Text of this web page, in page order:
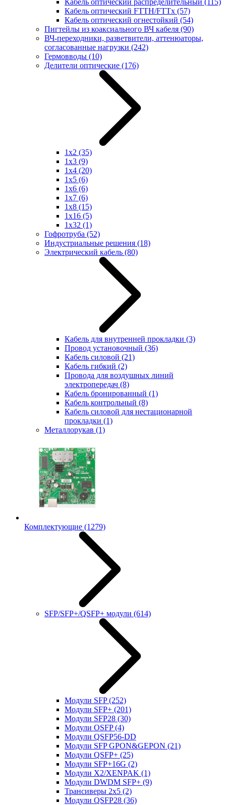
Кабель оптический распределительный (115)
Кабель оптический FTTH/FTTx (57)
Кабель оптический огнестойкий (54)
Пигтейлы из коаксиального ВЧ кабеля (90)
ВЧ-переходники, разветвители, аттенюаторы,
согласованные нагрузки (242)
Гермовводы (10)
Делители оптические (176)
1x2 (35)
1x3 (9)
1x4 (20)
1x5 (6)
1x6 (6)
1x7 (6)
1x8 (15)
1x16 (5)
1x32 (1)
Гофротруба (52)
Индустриальные решения (18)
Электрический кабель (80)
Кабель для внутренней прокладки (3)
Провод установочный (36)
Кабель силовой (21)
Кабель гибкий (2)
Провода для воздушных линий
электропередач (8)
Кабель бронированный (1)
Кабель контрольный (8)
Кабель силовой для нестационарной
прокладки (1)
Металлорукав (1)
Комплектующие (1279)
SFP/SFP+/QSFP+ модули (614)
Модули SFP(252)
Модули SFP+ (201)
Модули SFP28 (30)
Модули OSFP(4)
Модули QSFP56-DD
Модули SFP GPON&GEPON (21)
Модули QSFP+ (25)
Модули SFP+16G (2)
Модули X2/XENPAK (1)
Модули DWDM SFP+ (9)
Трансиверы 2x5 (2)
Модули QSFP28 (36)